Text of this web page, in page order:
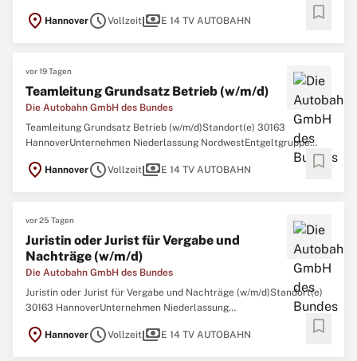
BerufserfahreneVertrag UnbefristetGemeinsam. Sicher. Mobil.Eine
location_on HannoverscheduleVollzeitpaymentsE 14 TV AUTOBAHN bookmark
vor 19 Tagen
Teamleitung Grundsatz Betrieb (w/m/d)
Die Autobahn GmbH des Bundes
Teamleitung Grundsatz Betrieb (w/m/d)Standort(e) 30163
HannoverUnternehmen Niederlassung NordwestEntgeltgruppe
BerufserfahreneVertrag UnbefristetGemeinsam. Sicher. Mobil.Eine
location_on HannoverscheduleVollzeitpaymentsE 14 TV AUTOBAHN bookmark
vor 25 Tagen
Juristin oder Jurist für Vergabe und
Nachträge (w/m/d)
Die Autobahn GmbH des Bundes
Juristin oder Jurist für Vergabe und Nachträge (w/m/d)Standort(e)
30163 HannoverUnternehmen Niederlassung
VergabeErfahrungsniveau BerufserfahreneVertrag
location_on HannoverscheduleVollzeitpaymentsE 14 TV AUTOBAHN bookmark